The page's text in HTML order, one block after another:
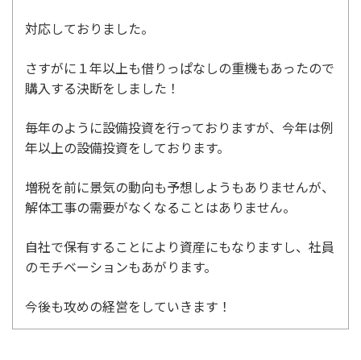
対応しておりました。
さすがに１年以上も借りっぱなしの重機もあったので
購入する決断をしました！
毎年のように設備投資を行っておりますが、今年は例
年以上の設備投資をしております。
増税を前に景気の動向も予想しようもありませんが、
解体工事の需要がなくなることはありません。
自社で保有することにより資産にもなりますし、社員
のモチベーションもあがります。
今後も攻めの経営をしていきます！